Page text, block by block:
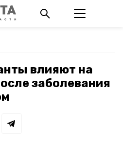
влияют на
заболевания